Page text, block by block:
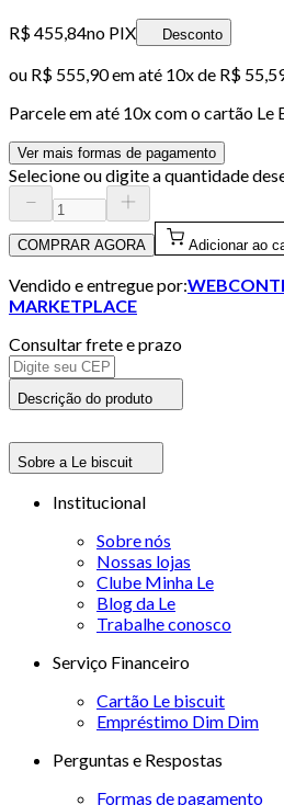
R$ 455,84no PIX Desconto
ou R$ 555,90em até 10x de R$
Parcele em até 10x com o cartão Le
Ver mais formas de pagamento
Selecione ou digite a quantidade
COMPRAR AGORA Adicionar ao
Vendido e entregue por:
MARKETPLACE
Consultar frete e prazo
Descrição do produto
Sobre a Le biscuit
Institucional
Sobre nós
Nossas lojas
Clube Minha Le
Blog da Le
Trabalhe conosco
Serviço Financeiro
Cartão Le biscuit
Empréstimo Dim Dim
Perguntas e Respostas
Formas de pagamento